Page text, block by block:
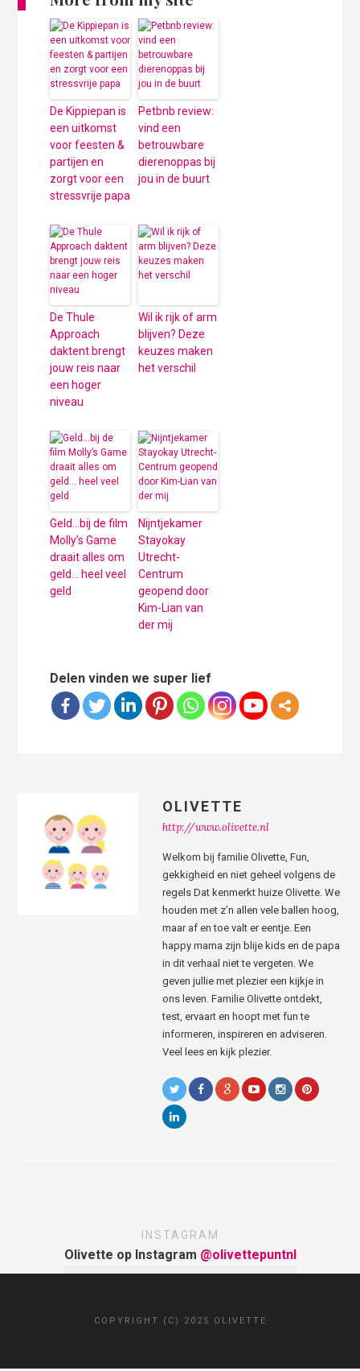
De Kippiepan is
een uitkomst
voor feesten &
partijen en
zorgt voor een
stressvrije papa
Petbnb review:
vind een
betrouwbare
dierenoppas bij
jou in de buurt
De Thule
Approach
daktent brengt
jouw reis naar
een hoger
niveau
Wil ik rijk of arm
blijven? Deze
keuzes maken
het verschil
Geld…bij de film
Molly’s Game
draait alles om
geld… heel veel
geld
Nijntjekamer
Stayokay
Utrecht-
Centrum
geopend door
Kim-Lian van
der mij
Delen vinden we super lief
OLIVETTE
http://www.olivette.nl
Welkom bij familie Olivette, Fun,
gekkigheid en niet geheel volgens de
regels Dat kenmerkt huize Olivette. We
houden met z’n allen vele ballen hoog,
maar af en toe valt er eentje. Een
happy mama zijn blije kids en de papa
in dit verhaal niet te vergeten. We
geven jullie met plezier een kijkje in
ons leven. Familie Olivette ontdekt,
test, ervaart en hoopt met fun te
informeren, inspireren en adviseren.
Veel lees en kijk plezier.
INSTAGRAM
Olivette op Instagram @olivettepuntnl
COPYRIGHT (C) 2025 OLIVETTE